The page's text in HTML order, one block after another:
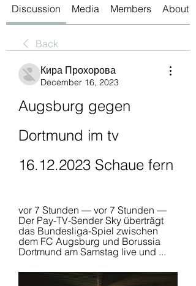
Discussion Media Members About
Back
Кира Прохорова
December 16, 2023
Augsburg gegen
Dortmund im tv
16.12.2023 Schaue fern
vor 7 Stunden — vor 7 Stunden —
Der Pay-TV-Sender Sky überträgt
das Bundesliga-Spiel zwischen
dem FC Augsburg und Borussia
Dortmund am Samstag live und ...